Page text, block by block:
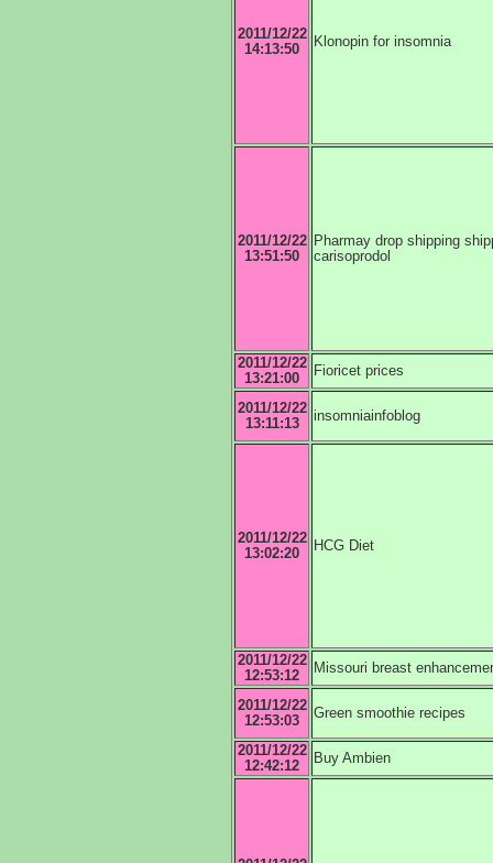
2011/12/22
14:13:50
Klonopin for insomnia
2011/12/22
13:51:50
Pharmay drop shipping
carisoprodol
2011/12/22
13:21:00
Fioricet prices
2011/12/22
13:11:13
insomniainfoblog
2011/12/22
13:02:20
HCG Diet
2011/12/22
12:53:12
Missouri breast
2011/12/22
12:53:03
Green smoothie recipes
2011/12/22
12:42:12
Buy Ambien